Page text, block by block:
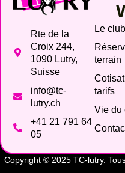
Rte de la
Croix 244,
1090 Lutry,
Suisse
info@tc-
lutry.ch
+41 21 791 64
05
Le club
terrain
tarifs
Vie du
Copyright © 2025 TC-lutry.